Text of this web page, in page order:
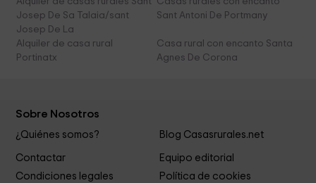
Josep De Sa Talaia/sant
Josep De La
Sant Antoni De Portmany
Alquiler de casa rural
Portinatx
Casa rural con encanto Santa
Agnes De Corona
Sobre Nosotros
¿Quiénes somos? Blog Casasrurales.net
Contactar
Equipo editorial
Condiciones legales
Política de cookies